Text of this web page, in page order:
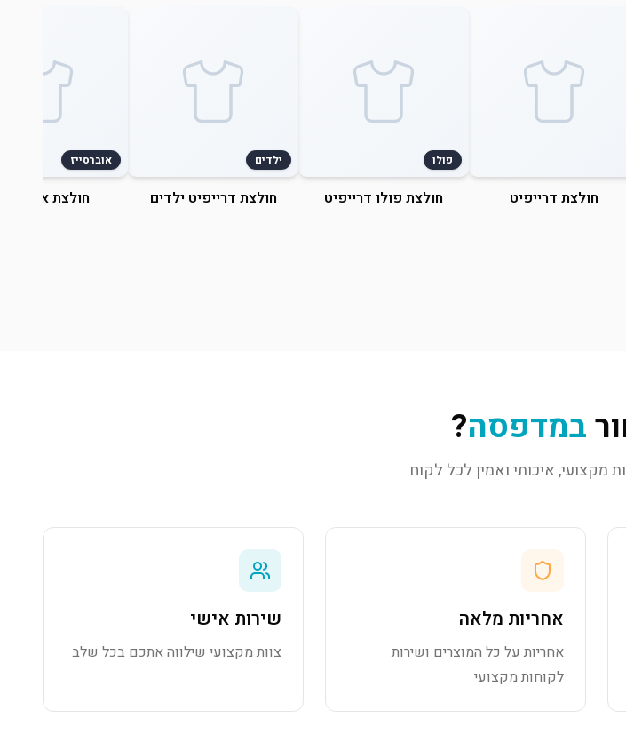
חולצת דרייפיט
פולו
חולצת פולו דרייפיט
ילדים
חולצת דרייפיט ילדים
אוברסייז
חולצת
במדפסה?
מקצועי, איכותי ואמין לכל לקוח
אחריות מלאה
אחריות על כל המוצרים ושירות
לקוחות מקצועי
שירות אישי
צוות מקצועי שילווה אתכם בכל שלב